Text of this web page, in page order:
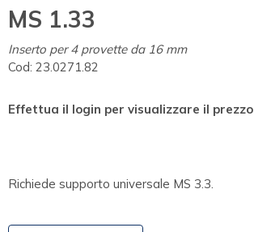
MS 1.33
Inserto per 4 provette da 16 mm
Cod: 23.0271.82
Effettua il login per visualizzare il prezzo
Richiede supporto universale MS 3.3.